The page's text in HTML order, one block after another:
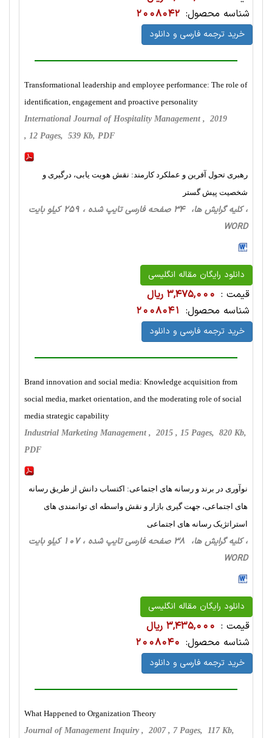
شناسه محصول: 2008042
خرید ترجمه فارسی و دانلود
Transformational leadership and employee performance: The role of
identiﬁcation, engagement and proactive personality
International Journal of Hospitality Management , 2019
, 12 Pages, 539 Kb, PDF
رهبری تحول آفرین و عملکرد کارمند: نقش هویت یابی، درگیری و
شخصیت پیش گستر
، کلیه گرایش ها، 34 صفحه فارسی تایپ شده ، 259 کیلو بایت
WORD
دانلود رایگان مقاله انگلیسی
قیمت : 3,475,000 ریال
شناسه محصول: 2008041
خرید ترجمه فارسی و دانلود
Brand innovation and social media: Knowledge acquisition from
social media, market orientation, and the moderating role of social
media strategic capability
Industrial Marketing Management , 2015 , 15 Pages, 820 Kb,
PDF
نوآوری در برند و رسانه های اجتماعی: اکتساب دانش از طریق رسانه
های اجتماعی، جهت گیری بازار و نقش واسطه ای توانمندی های
استراتژیک رسانه های اجتماعی
، کلیه گرایش ها، 38 صفحه فارسی تایپ شده ، 107 کیلو بایت
WORD
دانلود رایگان مقاله انگلیسی
قیمت : 3,435,000 ریال
شناسه محصول: 2008040
خرید ترجمه فارسی و دانلود
What Happened to Organization Theory
Journal of Management Inquiry , 2007 , 7 Pages, 117 Kb,